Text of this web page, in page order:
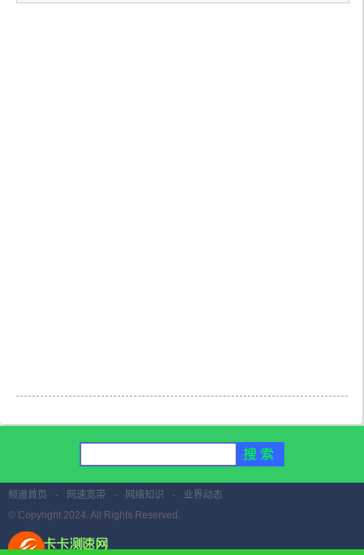
频道首页 - 网速宽带 - 网络知识 -
业界动态
© Copyright 2024. All Rights Reserved.